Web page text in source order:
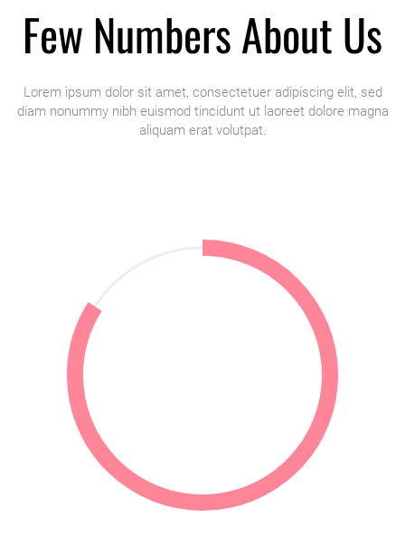
Few Numbers About Us
Lorem ipsum dolor sit amet, consectetuer adipiscing elit, sed
diam nonummy nibh euismod tincidunt ut laoreet dolore magna
aliquam erat volutpat.